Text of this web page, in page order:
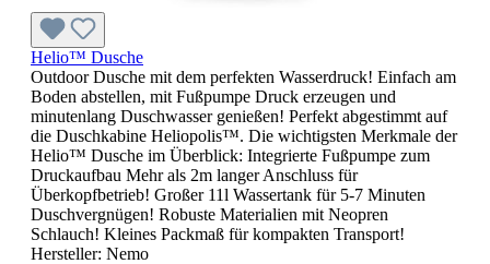
Helio™ Dusche
Outdoor Dusche mit dem perfekten Wasserdruck! Einfach am
Boden abstellen, mit Fußpumpe Druck erzeugen und
minutenlang Duschwasser genießen! Perfekt abgestimmt auf
die Duschkabine Heliopolis™. Die wichtigsten Merkmale der
Helio™ Dusche im Überblick: Integrierte Fußpumpe zum
Druckaufbau Mehr als 2m langer Anschluss für
Überkopfbetrieb! Großer 11l Wassertank für 5-7 Minuten
Duschvergnügen! Robuste Materialien mit Neopren
Schlauch! Kleines Packmaß für kompakten Transport!
Hersteller: Nemo